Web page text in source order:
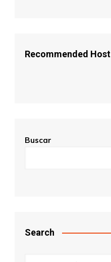
Recommended Host
Buscar
Search